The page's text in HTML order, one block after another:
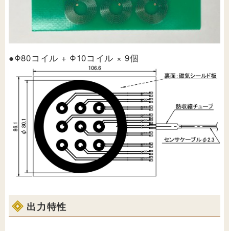
●Φ80コイル + Φ10コイル × 9個
出力特性